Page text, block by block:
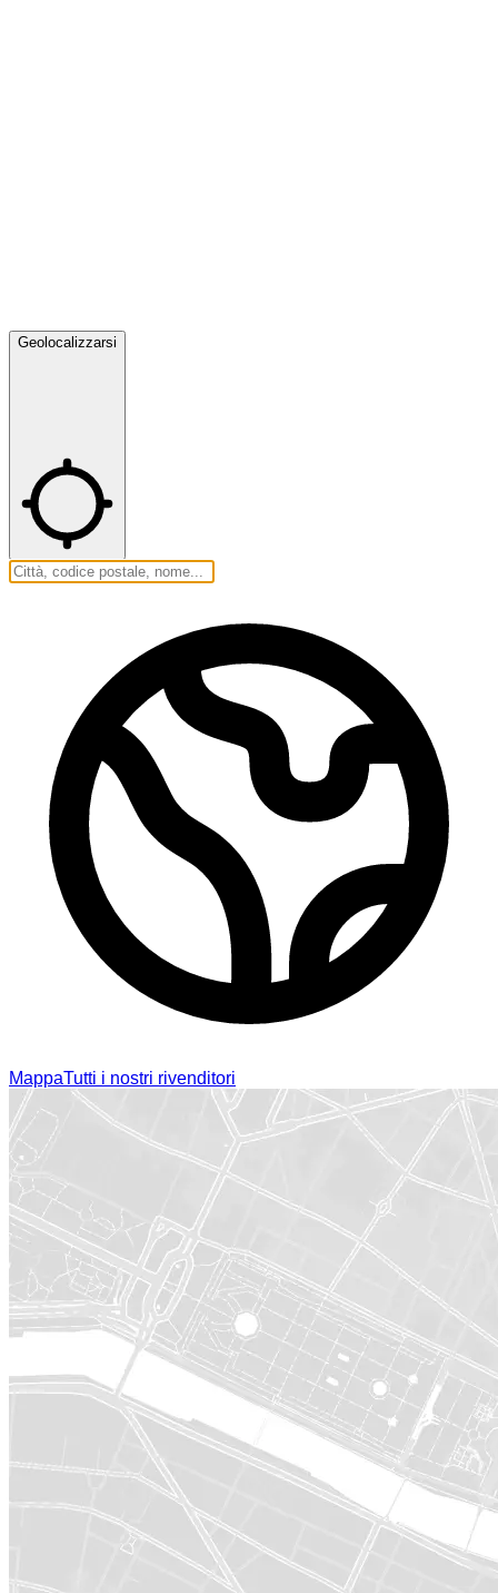
Geolocalizzarsi
MappaTutti i nostri rivenditori